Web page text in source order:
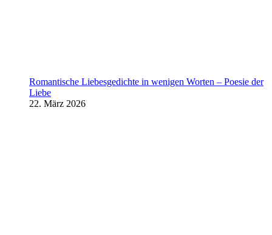
Romantische Liebesgedichte in wenigen Worten – Poesie der
Liebe
22. März 2026